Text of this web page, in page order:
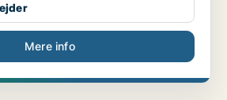
Mere info